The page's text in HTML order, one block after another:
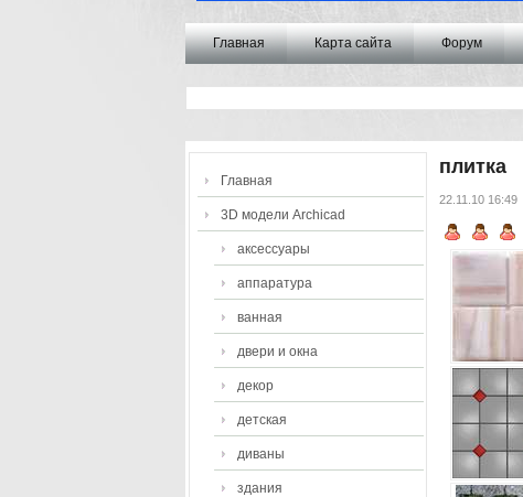
Главная Карта сайта Форум
Главная
3D модели Archicad
аксессуары
аппаратура
ванная
двери и окна
декор
детская
диваны
здания
плитка
22.11.10 16:49